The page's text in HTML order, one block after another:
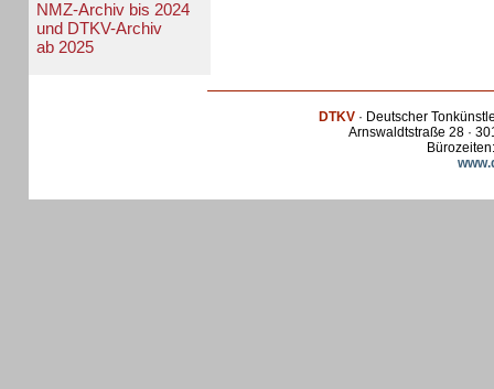
NMZ-Archiv bis 2024
und DTKV-Archiv
ab 2025
DTKV· Deutscher
Arnswaldtstraße 28 ·